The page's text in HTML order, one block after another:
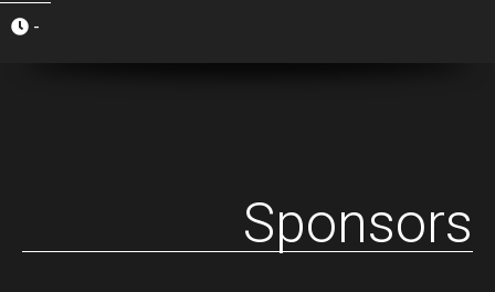
-
Sponsors